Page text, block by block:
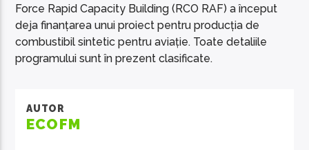
Force Rapid Capacity Building (RCO RAF) a început
deja finanțarea unui proiect pentru producția de
combustibil sintetic pentru aviație. Toate detaliile
programului sunt în prezent clasificate.
AUTOR
ECOFM